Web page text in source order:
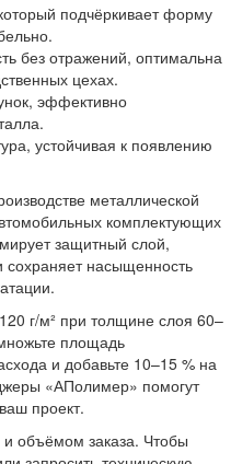
подчёркивает форму
без отражений, оптимальна
цехах.
эффективно
устойчивая к появлению
металлической
комплектующих
защитный слой,
сохраняет насыщенность
г/м² при толщине слоя 60–
площадь
и добавьте 10–15 % на
«АПолимер» помогут
проект.
объёмом заказа. Чтобы